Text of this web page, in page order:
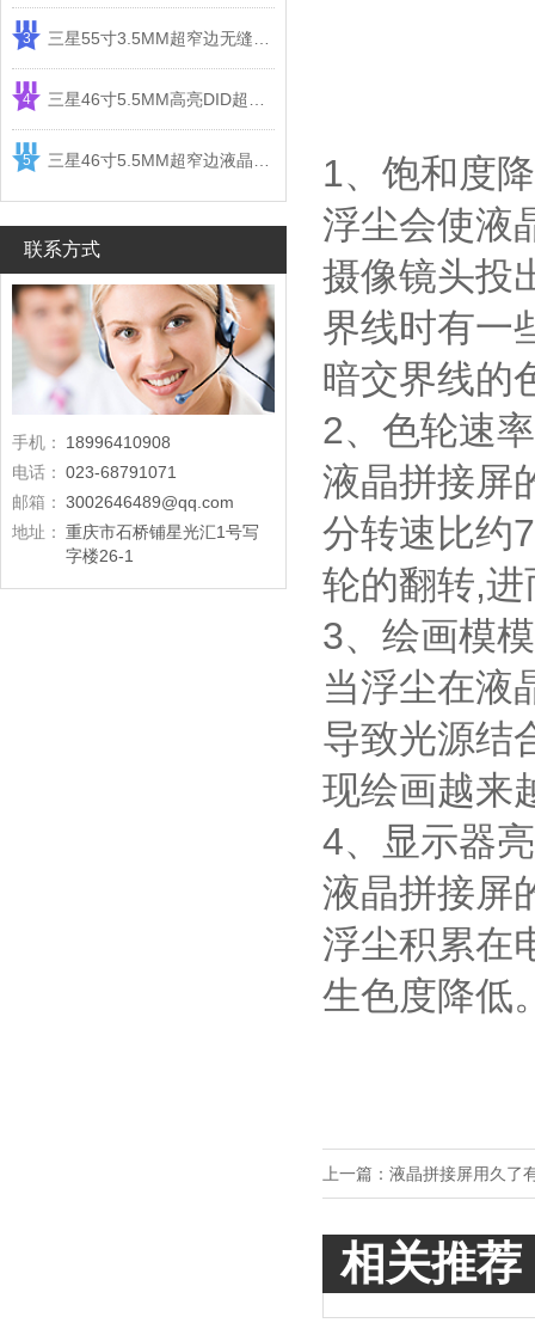
3
4
5
联系方式
手机：
18996410908
电话： 023-68791071
邮箱： 3002646489@qq.com
地址： 重庆市石桥铺星光汇1号写
字楼26-1
1、饱和度
浮尘会使液
摄像镜头投
界线时有一
暗交界线的
2、色轮速
液晶拼接屏
分转速比约
轮的翻转,
3、绘画模
当浮尘在液
导致光源结
现绘画越来
4、显示器
液晶拼接屏
浮尘积累在
生色度降低
上一篇： 液晶拼接屏用久了
相关推荐